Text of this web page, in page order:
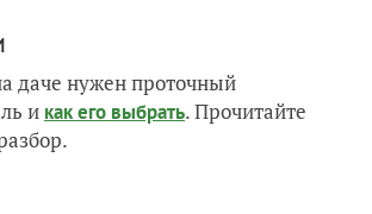
даче нужен проточный
и как его выбрать. Прочитайте